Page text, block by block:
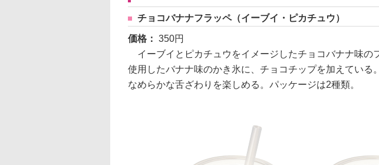
チョコバナナフラッペ（イーブイ・ピカチュウ）
価格： 350円
イーブイとピカチュウをイメージしたチョコバナナ味の
使用したバナナ味のかき氷に、チョコチップを加えている
なめらかな舌ざわりを楽しめる。パッケージは2種類。